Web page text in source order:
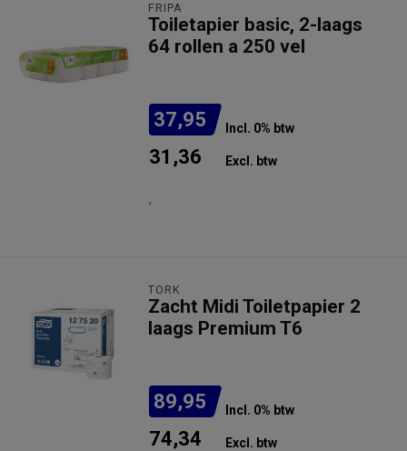
FRIPA
Toiletapier basic, 2-laags
64 rollen a 250 vel
37,95 Incl. 0% btw
31,36 Excl. btw
.
TORK
Zacht Midi Toiletpapier 2
laags Premium T6
89,95 Incl. 0% btw
74,34 Excl. btw